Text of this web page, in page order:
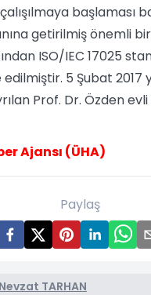
başlaması
getirilmiş önemli
ISO/IEC 17025
5 Şubat 2017
Prof. Dr. Özden
Ajansı (ÜHA)
Paylaş
TARHAN